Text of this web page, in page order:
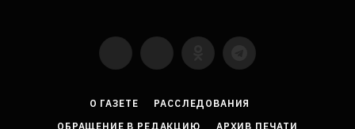
YouTubeVKontakte
LinkedInFlickr
О ГАЗЕТЕ
РАССЛЕДОВАНИЯ
ОБРАЩЕНИЕ В РЕДАКЦИЮ
АРХИВ ПЕЧАТИ